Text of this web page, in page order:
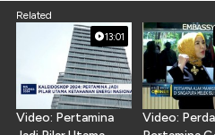
Related
13:01
Video: Pertamina
Video: